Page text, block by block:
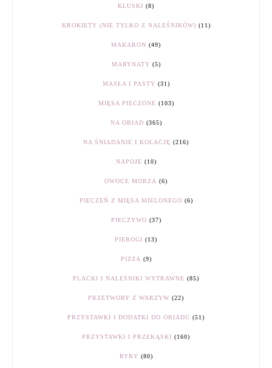
KLUSKI (8)
KROKIETY (NIE TYLKO Z NALEŚNIKÓW) (11)
MAKARON (49)
MARYNATY (5)
MASŁA I PASTY (31)
MIĘSA PIECZONE (103)
NA OBIAD (365)
NA ŚNIADANIE I KOLACJĘ (216)
NAPOJE (10)
OWOCE MORZA (6)
PIECZEŃ Z MIĘSA MIELONEGO (6)
PIECZYWO (37)
PIEROGI (13)
PIZZA (9)
PLACKI I NALEŚNIKI WYTRAWNE (85)
PRZETWORY Z WARZYW (22)
PRZYSTAWKI I DODATKI DO OBIADU (51)
PRZYSTAWKI I PRZEKĄSKI (160)
RYBY (80)